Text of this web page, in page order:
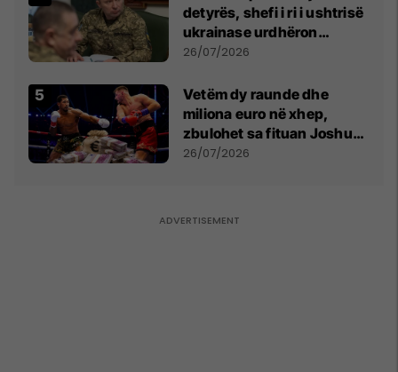
detyrës, shefi i ri i ushtrisë
ukrainase urdhëron
kontroll të madh
26/07/2026
Vetëm dy raunde dhe
miliona euro në xhep,
zbulohet sa fituan Joshua
e Prenga
26/07/2026